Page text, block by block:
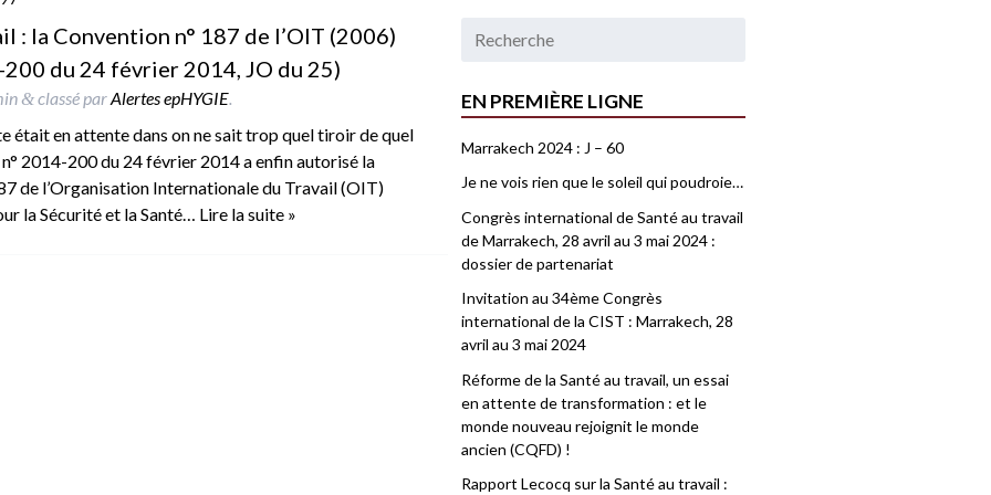
: la Convention n° 187 de l’OIT (2006)
du 24 février 2014, JO du 25)
&classé parAlertes epHYGIE.
était en attente dans on ne sait trop quel tiroir de quel
2014-200 du 24 février 2014 a enfin autorisé la
de l’Organisation Internationale du Travail (OIT)
la Sécurité et la Santé… Lire la suite »
EN PREMIÈRE LIGNE
Marrakech 2024 : J – 60
Je ne vois rien que le soleil qui poudroie…
Congrès international de Santé au travail
de Marrakech, 28 avril au 3 mai 2024 :
dossier de partenariat
Invitation au 34ème Congrès
international de la CIST : Marrakech, 28
avril au 3 mai 2024
Réforme de la Santé au travail, un essai
en attente de transformation : et le
monde nouveau rejoignit le monde
ancien (CQFD) !
Rapport Lecocq sur la Santé au travail :